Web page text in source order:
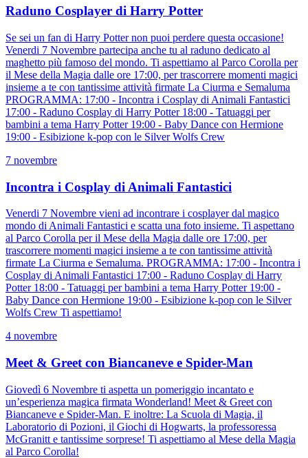
Raduno Cosplayer di Harry Potter
Se sei un fan di Harry Potter non puoi perdere questa occasione!
Venerdi 7 Novembre partecipa anche tu al raduno dedicato al
maghetto più famoso del mondo. Ti aspettiamo al Parco Corolla per
il Mese della Magia dalle ore 17:00, per trascorrere momenti magici
insieme a te con tantissime attività firmate La Ciurma e Semaluma
PROGRAMMA: 17:00 - Incontra i Cosplay di Animali Fantastici
17:00 - Raduno Cosplay di Harry Potter 18:00 - Tatuaggi per
bambini a tema Harry Potter 19:00 - Baby Dance con Hermione
19:00 - Esibizione k-pop con le Silver Wolfs Crew
7 novembre
Incontra i Cosplay di Animali Fantastici
Venerdi 7 Novembre vieni ad incontrare i cosplayer dal magico
mondo di Animali Fantastici e scatta una foto insieme. Ti aspettano
al Parco Corolla per il Mese della Magia dalle ore 17:00, per
trascorrere momenti magici insieme a te con tantissime attività
firmate La Ciurma e Semaluma. PROGRAMMA: 17:00 - Incontra i
Cosplay di Animali Fantastici 17:00 - Raduno Cosplay di Harry
Potter 18:00 - Tatuaggi per bambini a tema Harry Potter 19:00 -
Baby Dance con Hermione 19:00 - Esibizione k-pop con le Silver
Wolfs Crew Ti aspettiamo!
4 novembre
Meet & Greet con Biancaneve e Spider-Man
Giovedì 6 Novembre ti aspetta un pomeriggio incantato e
un’esperienza magica firmata Wonderland! Meet & Greet con
Biancaneve e Spider-Man. E inoltre: La Scuola di Magia, il
Laboratorio di Pozioni, il Giochi di Hogwarts, la professoressa
McGranitt e tantissime sorprese! Ti aspettiamo al Mese della Magia
al Parco Corolla!